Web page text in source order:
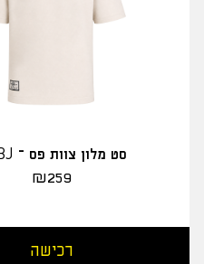
סט מלון צוות פס – FCBJ
₪259
רכישה